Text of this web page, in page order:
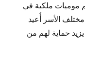
عن مخبأ يضم موميات ملكية في
مختلف الأسر أُعيد
حماية لهم من